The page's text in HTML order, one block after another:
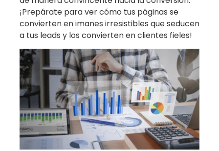
¡Prepárate para ver cómo tus páginas se
convierten en imanes irresistibles que seducen
a tus leads y los convierten en clientes fieles!